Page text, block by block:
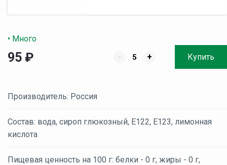
• Много
95 ₽ - + Купить
Производитель: Россия
Состав: вода, сироп глюкозный, Е122, Е123, лимонная
кислота
Пищевая ценность на 100 г: белки - 0 г, жиры - 0 г,